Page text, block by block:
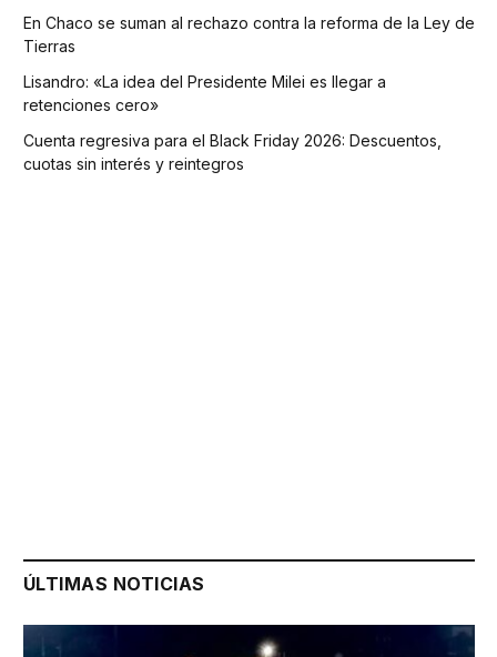
En Chaco se suman al rechazo contra la reforma de la Ley de
Tierras
Lisandro: «La idea del Presidente Milei es llegar a
retenciones cero»
Cuenta regresiva para el Black Friday 2026: Descuentos,
cuotas sin interés y reintegros
ÚLTIMAS NOTICIAS